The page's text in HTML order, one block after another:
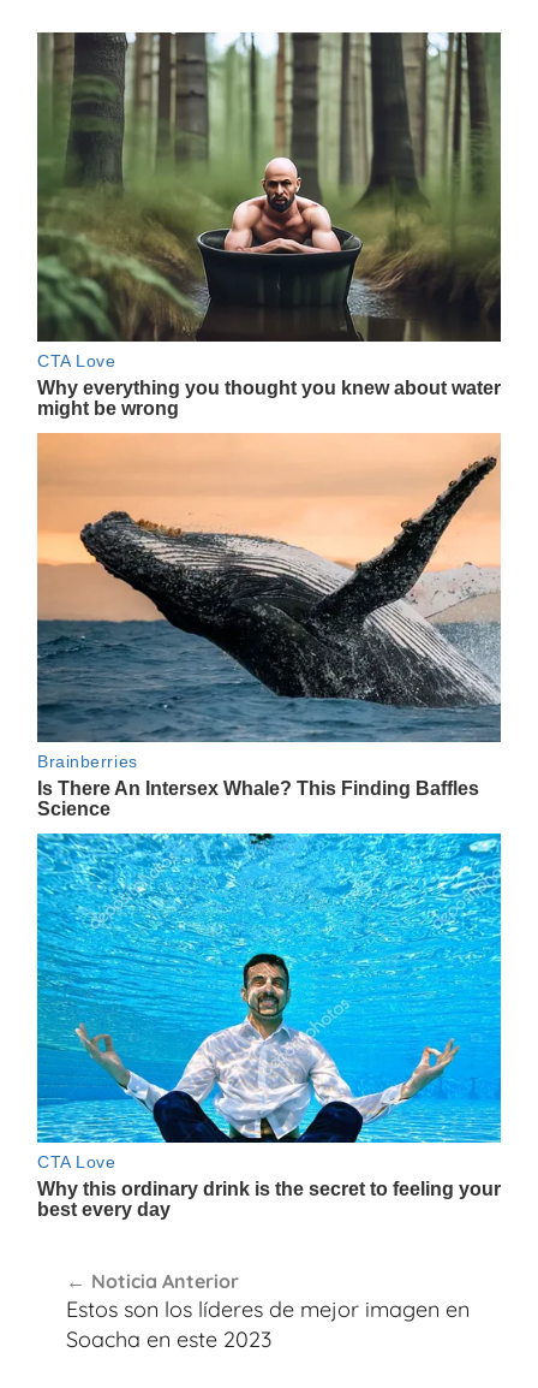
de
entradas
Noticia Anterior
Estos son los líderes de mejor imagen en
Soacha en este 2023